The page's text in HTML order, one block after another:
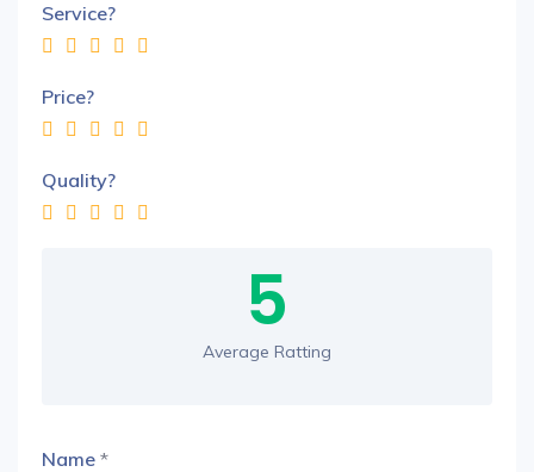
Service?
Price?
Quality?
5
Average Ratting
Name *